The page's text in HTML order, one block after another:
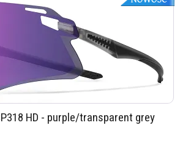
HD - purple/transparent grey